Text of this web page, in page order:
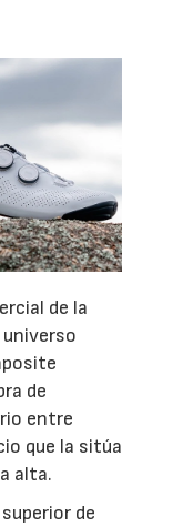
de la
de
entre
que la sitúa
alta.
de